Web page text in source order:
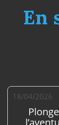
En
18/04/2026